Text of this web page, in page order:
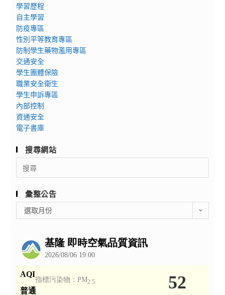
學習歷程
自主學習
防疫專區
性別平等教育專區
防制學生藥物濫用專區
交通安全
學生團體保險
職業安全衛生
學生申訴專區
內部控制
資通安全
電子書庫
搜尋網站
Search
for:
彙整公告
整
選取月份